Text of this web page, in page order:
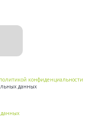
политикой конфиденциальности
данных